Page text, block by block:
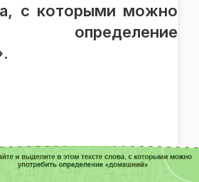
с которыми можно
определение